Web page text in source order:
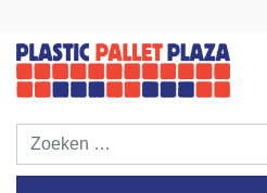
Plastic Pallet Plaza
Plastic Pallets Plaza, de nummer 1 in
Europa!